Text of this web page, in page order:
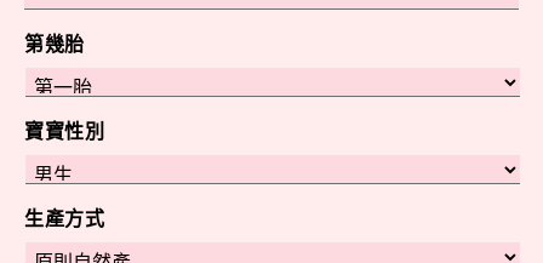
第幾胎
寶寶性別
生產方式